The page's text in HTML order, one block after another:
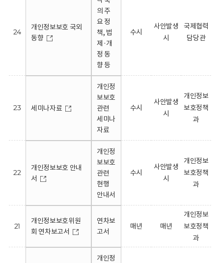
24
개인정보보호 국외
동향
의 주
요 정
책, 법
제·개
정 동
향 등
수시
사안발생
시
국제협력
담당관
23 세미나자료
개인정
보보호
관련
세미나
자료
수시
사안발생
시
개인정보
보호정책
과
22
개인정보보호 안내
서
개인정
보보호
관련
현행
안내서
수시
사안발생
시
개인정보
보호정책
과
21
개인정보보호위원
회 연차보고서
연차보
고서
매년 매년
개인정보
보호정책
과
개인정